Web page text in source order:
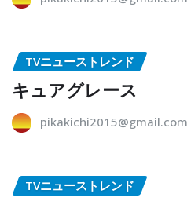
TVニューストレンド
キュアグレース
pikakichi2015@gmail.com
TVニューストレンド